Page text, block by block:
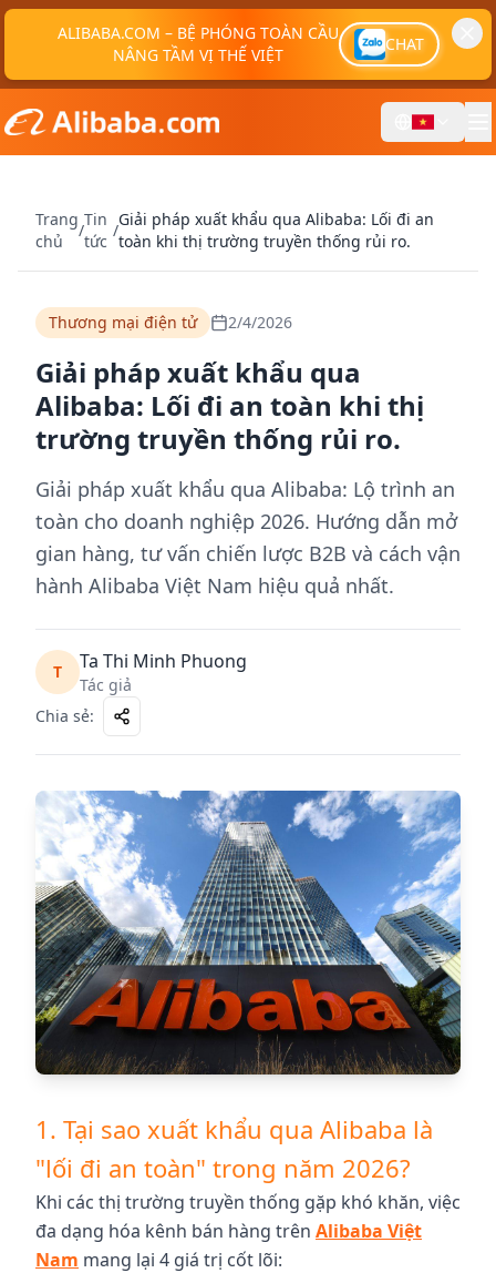
ALIBABA.COM – BỆ PHÓNG TOÀN CẦU
NÂNG TẦM VỊ THẾ VIỆT
CHAT
Trang
chủ
/
Tin
tức
/
Giải pháp xuất khẩu qua Alibaba: Lối đi an
toàn khi thị trường truyền thống rủi ro.
Thương mại điện tử 2/4/2026
Giải pháp xuất khẩu qua
Alibaba: Lối đi an toàn khi thị
trường truyền thống rủi ro.
Giải pháp xuất khẩu qua Alibaba: Lộ trình an
toàn cho doanh nghiệp 2026. Hướng dẫn mở
gian hàng, tư vấn chiến lược B2B và cách vận
hành Alibaba Việt Nam hiệu quả nhất.
T Ta Thi Minh Phuong
Tác giả
Chia sẻ:
1. Tại sao xuất khẩu qua Alibaba là
"lối đi an toàn" trong năm 2026?
Khi các thị trường truyền thống gặp khó khăn, việc
đa dạng hóa kênh bán hàng trên Alibaba Việt
Nam mang lại 4 giá trị cốt lõi: